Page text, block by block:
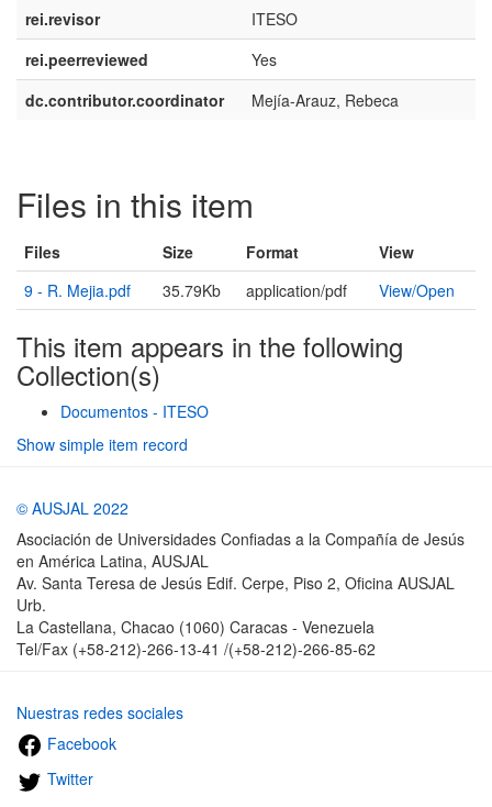
rei.revisor
ITESO
rei.peerreviewed
Yes
dc.contributor.coordinator
Mejía-Arauz, Rebeca
Files in this item
Files Size Format
View
9 - R. Mejia.pdf
35.79Kb application/pdf View/Open
This item appears in the following
Collection(s)
Documentos - ITESO
Show simple item record
© AUSJAL 2022
Asociación de Universidades Confiadas a la Compañía de Jesús
en América Latina, AUSJAL
Av. Santa Teresa de Jesús Edif. Cerpe, Piso 2, Oficina AUSJAL
Urb.
La Castellana, Chacao (1060) Caracas - Venezuela
Tel/Fax (+58-212)-266-13-41 /(+58-212)-266-85-62
Nuestras redes sociales
Facebook
Twitter